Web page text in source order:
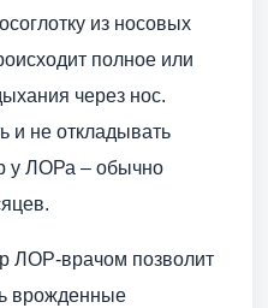
из носовых
полное или
через нос.
и не откладывать
у ЛОРа – обычно
ЛОР-врачом позволит
врожденные